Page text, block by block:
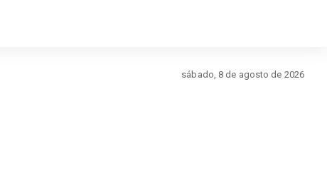
sábado, 8 de agosto de 2026